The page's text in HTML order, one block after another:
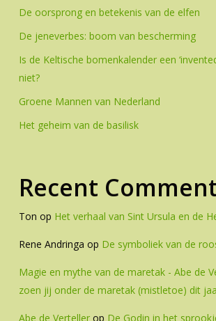
De oorsprong en betekenis van de elfen
De jeneverbes: boom van bescherming
Is de Keltische bomenkalender een
niet?
Groene Mannen van Nederland
Het geheim van de basilisk
Recent
Ton op Het verhaal van Sint Ursula en de
Rene Andringa op De symboliek van de
Magie en mythe van de maretak - Abe de
zoen jij onder de maretak (mistletoe) dit
Abe de Vertellerop De Godin in het